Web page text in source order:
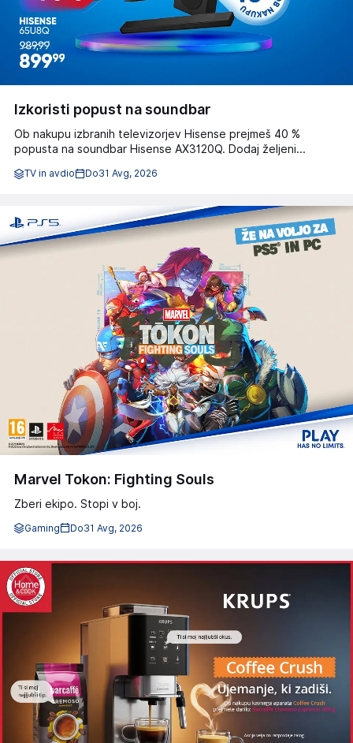
Izkoristi popust na soundbar
Ob nakupu izbranih televizorjev Hisense prejmeš 40 %
popusta na soundbar Hisense AX3120Q. Dodaj željeni...
TV in avdio Do31 Avg, 2026
Marvel Tokon: Fighting Souls
Zberi ekipo. Stopi v boj.
Gaming Do31 Avg, 2026